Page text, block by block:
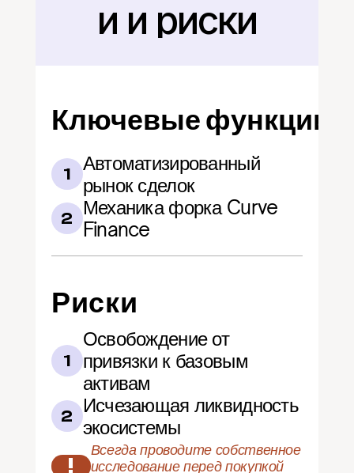
и и риски
Ключевые функции
1
Автоматизированный
рынок сделок
2
Механика форка Curve
Finance
Риски
1
Освобождение от
привязки к базовым
активам
2
Исчезающая ликвидность
экосистемы
!
Всегда проводите собственное
исследование перед покупкой